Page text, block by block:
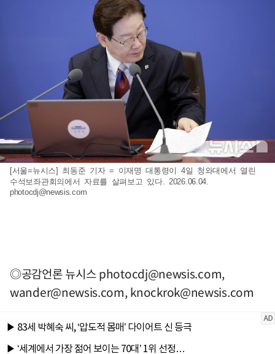
[서울=뉴시스] 최동준 기자 = 이재명 대통령이 4일 청와대에서 열린
수석보좌관회의에서 자료를 살펴보고 있다. 2026.06.04.
photocdj@newsis.com
◎공감언론 뉴시스photocdj@newsis.com,
wander@newsis.com,knockrok@newsis.com